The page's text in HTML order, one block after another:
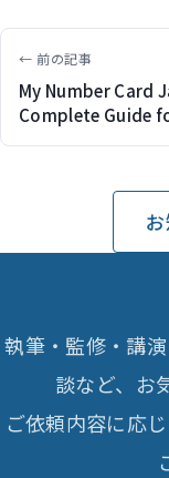
← 前の記事
My Number Card
Complete Guide
Foreign
JAPANで記事監修
執筆・監修・講
談など、お
ご依頼内容に応